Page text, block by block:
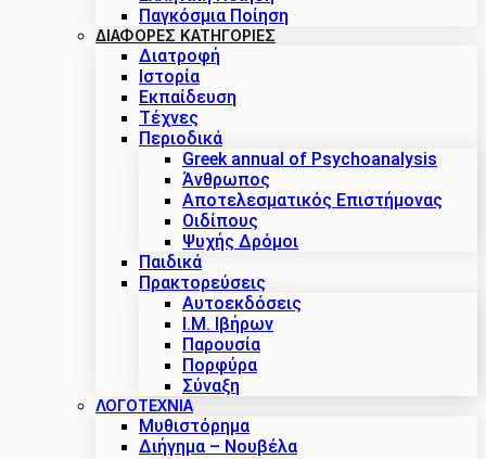
Παγκόσμια Ποίηση
ΔΙΑΦΟΡΕΣ ΚΑΤΗΓΟΡΙΕΣ
Διατροφή
Ιστορία
Εκπαίδευση
Τέχνες
Περιοδικά
Greek annual of Psychoanalysis
Άνθρωπος
Αποτελεσματικός Επιστήμονας
Οιδίπους
Ψυχής Δρόμοι
Παιδικά
Πρακτoρεύσεις
Αυτοεκδόσεις
Ι.Μ. Ιβήρων
Παρουσία
Πορφύρα
Σύναξη
ΛΟΓΟΤΕΧΝΙΑ
Μυθιστόρημα
Διήγημα – Νουβέλα